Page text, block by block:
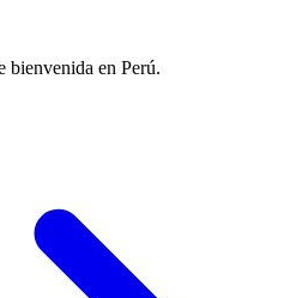
bienvenida en Perú.